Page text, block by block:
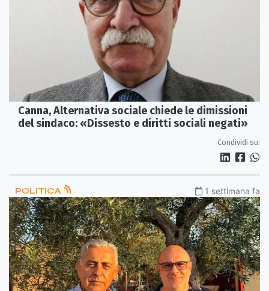
Canna, Alternativa sociale chiede le dimissioni
del sindaco: «Dissesto e diritti sociali negati»
Condividi su:
POLITICA 1 settimana fa